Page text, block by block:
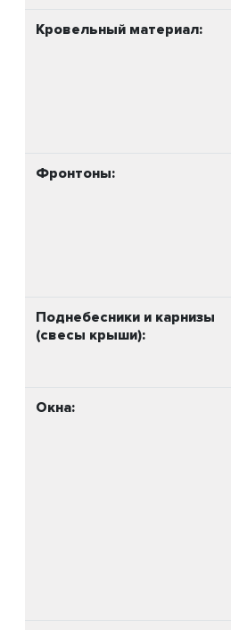
Кровельный материал:
Фронтоны:
Поднебесники и карнизы
(свесы крыши):
Окна: